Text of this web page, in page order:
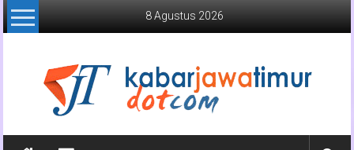
Lompat
ke
8 Agustus 2026
Kabar